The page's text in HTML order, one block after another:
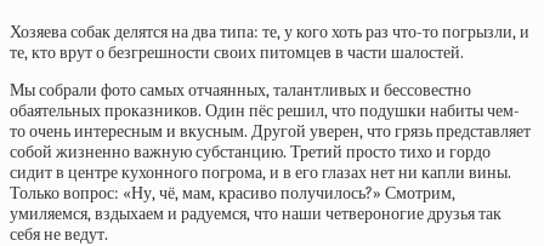
Хозяева собак делятся на два типа: те, у кого хоть раз что-то погрызли, и
те, кто врут о безгрешности своих питомцев в части шалостей.
Мы собрали фото самых отчаянных, талантливых и бессовестно
обаятельных проказников. Один пёс решил, что подушки набиты чем-
то очень интересным и вкусным. Другой уверен, что грязь представляет
собой жизненно важную субстанцию. Третий просто тихо и гордо
сидит в центре кухонного погрома, и в его глазах нет ни капли вины.
Только вопрос: «Ну, чё, мам, красиво получилось?» Смотрим,
умиляемся, вздыхаем и радуемся, что наши четвероногие друзья так
себя не ведут.